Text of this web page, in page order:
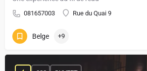
081657003 Rue du Quai 9
Belge +9